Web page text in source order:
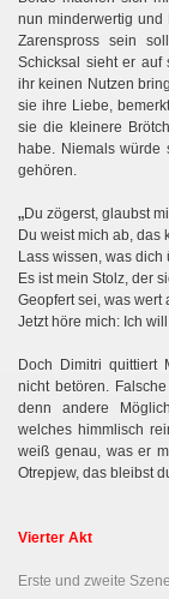
nun minderwertig und
Zarenspross sein
Schicksal sieht er auf
ihr keinen Nutzen
sie ihre Liebe,
sie die kleinere
habe. Niemals würde
gehören.
„Du zögerst, glaubst
Du weist mich ab, das
Lass wissen, was dich
Es ist mein Stolz, der
Geopfert sei, was wert
Jetzt höre mich: Ich
Doch Dimitri quittiert
nicht betören.
denn andere
welches himmlisch
weiß genau, was er
Otrepjew, das bleibst
Vierter Akt
Erste und zweite